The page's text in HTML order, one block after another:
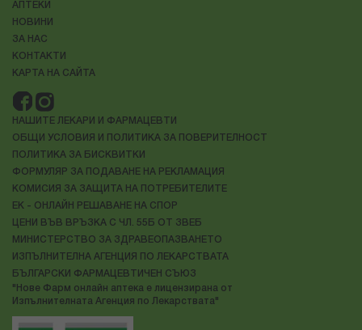
АПТЕКИ
НОВИНИ
ЗА НАС
КОНТАКТИ
КАРТА НА САЙТА
НАШИТЕ ЛЕКАРИ И ФАРМАЦЕВТИ
ОБЩИ УСЛОВИЯ И ПОЛИТИКА ЗА ПОВЕРИТЕЛНОСТ
ПОЛИТИКА ЗА БИСКВИТКИ
ФОРМУЛЯР ЗА ПОДАВАНЕ НА РЕКЛАМАЦИЯ
КОМИСИЯ ЗА ЗАЩИТА НА ПОТРЕБИТЕЛИТЕ
ЕК - ОНЛАЙН РЕШАВАНЕ НА СПОР
ЦЕНИ ВЪВ ВРЪЗКА С ЧЛ. 55Б ОТ ЗВЕБ
МИНИСТЕРСТВО ЗА ЗДРАВЕОПАЗВАНЕТО
ИЗПЪЛНИТЕЛНА АГЕНЦИЯ ПО ЛЕКАРСТВАТА
БЪЛГАРСКИ ФАРМАЦЕВТИЧЕН СЪЮЗ
"Нове Фарм онлайн аптека е лицензирана от
Изпълнителната Агенция по Лекарствата"